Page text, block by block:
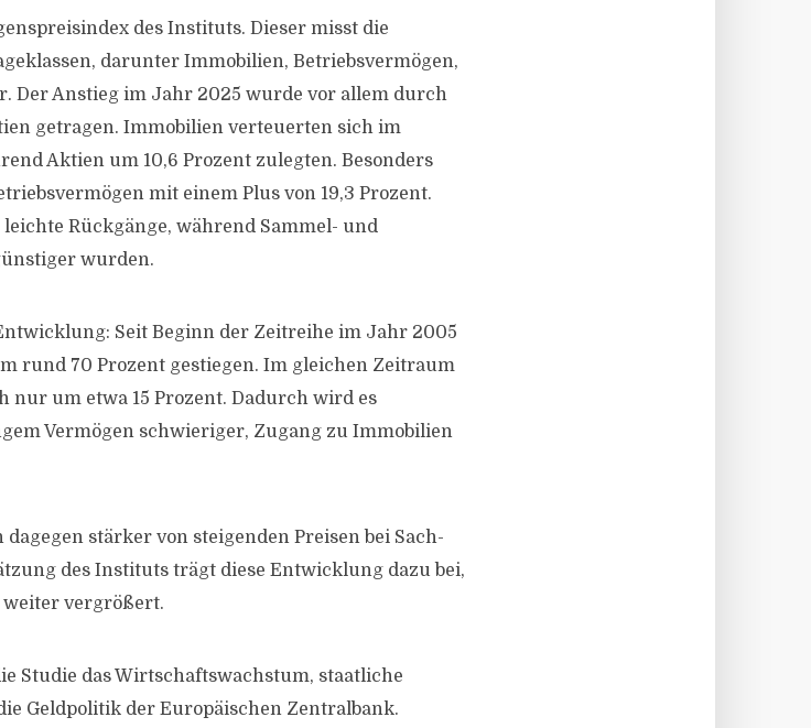
des Instituts. Dieser misst die
darunter Immobilien, Betriebsvermögen,
Der Anstieg im Jahr 2025 wurde vor allem durch
getragen. Immobilien verteuerten sich im
Aktien um 10,6 Prozent zulegten. Besonders
mit einem Plus von 19,3 Prozent.
Rückgänge, während Sammel- und
wurden.
Seit Beginn der Zeitreihe im Jahr 2005
rund 70 Prozent gestiegen. Im gleichen Zeitraum
nur um etwa 15 Prozent. Dadurch wird es
Vermögen schwieriger, Zugang zu Immobilien
stärker von steigenden Preisen bei Sach-
des Instituts trägt diese Entwicklung dazu bei,
weiter vergrößert.
Studie das Wirtschaftswachstum, staatliche
Geldpolitik der Europäischen Zentralbank.